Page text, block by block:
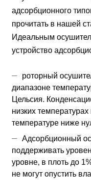
адсорбционного
прочитать в нашей
Идеальным
устройство
роторный
диапазоне
Цельсия.
низких
температуре ниже
Адсорбционный
поддерживать
уровне, в плоть до
не могут опустить